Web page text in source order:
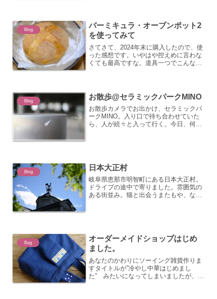
Blog
バーミキュラ・オーブンポット2
を使ってみて
さてさて、2024年末に購入したので、使
った感想です。いやはや控えめに言わな
くても最高ですな。道具一つでこんなに
い！ 写真撮り忘れ・...
Blog お散歩@セラミックパークMINO
お散歩カメラでお出かけ、セラミックパ
ークMINO。入り口で待ち合わせていた
ら、人が続々と入って行く。今日、何か
Blog 日本大正村
岐阜県恵那市明智町にある日本大正村。
ドライブの途中で寄りました。雰囲気の
ある街並み。猫と出会うまたもや、なん
Bag
オーダーメイドショップはじめ
ました。
あなたのかわりにソーイング雑貨作りま
すタイトルが”冷やし中華はじめまし
た” みたいになってしまいましたが、